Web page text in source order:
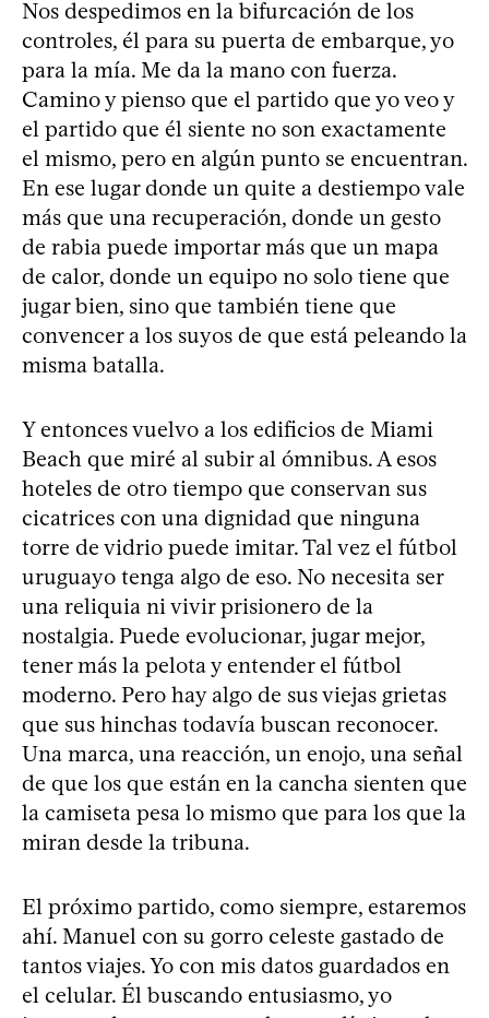
Nos despedimos en la bifurcación de los
controles, él para su puerta de embarque, yo
para la mía. Me da la mano con fuerza.
Camino y pienso que el partido que yo veo y
el partido que él siente no son exactamente
el mismo, pero en algún punto se encuentran.
En ese lugar donde un quite a destiempo vale
más que una recuperación, donde un gesto
de rabia puede importar más que un mapa
de calor, donde un equipo no solo tiene que
jugar bien, sino que también tiene que
convencer a los suyos de que está peleando la
misma batalla.
Y entonces vuelvo a los edificios de Miami
Beach que miré al subir al ómnibus. A esos
hoteles de otro tiempo que conservan sus
cicatrices con una dignidad que ninguna
torre de vidrio puede imitar. Tal vez el fútbol
uruguayo tenga algo de eso. No necesita ser
una reliquia ni vivir prisionero de la
nostalgia. Puede evolucionar, jugar mejor,
tener más la pelota y entender el fútbol
moderno. Pero hay algo de sus viejas grietas
que sus hinchas todavía buscan reconocer.
Una marca, una reacción, un enojo, una señal
de que los que están en la cancha sienten que
la camiseta pesa lo mismo que para los que la
miran desde la tribuna.
El próximo partido, como siempre, estaremos
ahí. Manuel con su gorro celeste gastado de
tantos viajes. Yo con mis datos guardados en
el celular. Él buscando entusiasmo, yo